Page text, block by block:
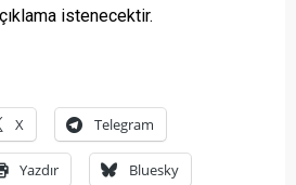
istenecektir.
X Telegram
Yazdır Bluesky